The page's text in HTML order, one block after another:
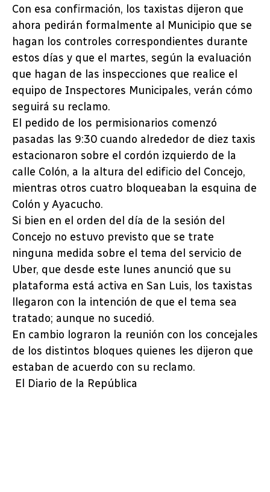
Con esa confirmación, los taxistas dijeron que
ahora pedirán formalmente al Municipio que se
hagan los controles correspondientes durante
estos días y que el martes, según la evaluación
que hagan de las inspecciones que realice el
equipo de Inspectores Municipales, verán cómo
seguirá su reclamo.
El pedido de los permisionarios comenzó
pasadas las 9:30 cuando alrededor de diez taxis
estacionaron sobre el cordón izquierdo de la
calle Colón, a la altura del edificio del Concejo,
mientras otros cuatro bloqueaban la esquina de
Colón y Ayacucho.
Si bien en el orden del día de la sesión del
Concejo no estuvo previsto que se trate
ninguna medida sobre el tema del servicio de
Uber, que desde este lunes anunció que su
plataforma está activa en San Luis, los taxistas
llegaron con la intención de que el tema sea
tratado; aunque no sucedió.
En cambio lograron la reunión con los concejales
de los distintos bloques quienes les dijeron que
estaban de acuerdo con su reclamo.
El Diario de la República